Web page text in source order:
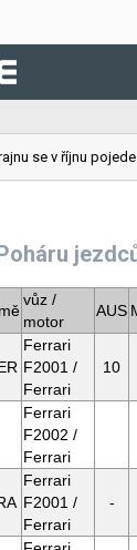
se v říjnu pojede
vůz /
motor
AUS
Ferrari
F2001 /
Ferrari
10
Ferrari
F2002 /
Ferrari
Ferrari
F2001 /
Ferrari
-